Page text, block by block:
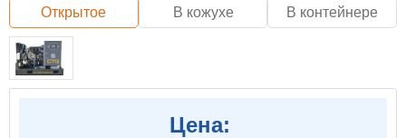
Открытое В кожухе В контейнере
Цена: